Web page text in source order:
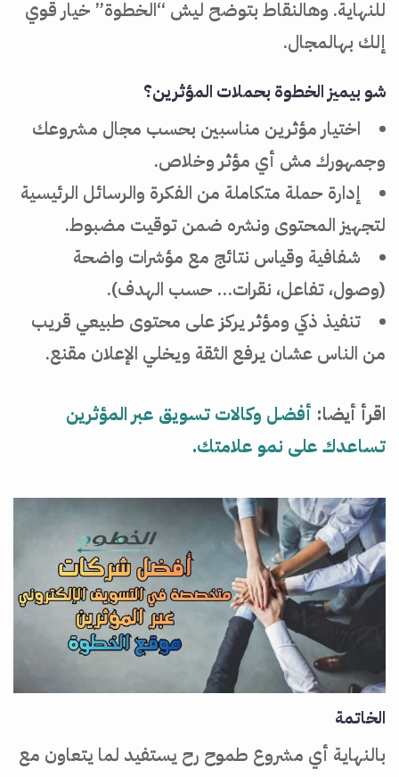
للنهاية. وهالنقاط بتوضح ليش “الخطوة” خيار قوي
إلك بهالمجال.
شو بيميز الخطوة بحملات المؤثرين؟
اختيار مؤثرين مناسبين بحسب مجال مشروعك
وجمهورك مش أي مؤثر وخلاص.
إدارة حملة متكاملة من الفكرة والرسائل الرئيسية
لتجهيز المحتوى ونشره ضمن توقيت مضبوط.
شفافية وقياس نتائج مع مؤشرات واضحة
(وصول، تفاعل، نقرات… حسب الهدف).
تنفيذ ذكي ومؤثر يركز على محتوى طبيعي قريب
من الناس عشان يرفع الثقة ويخلي الإعلان مقنع.
اقرأ أيضا: أفضل وكالات تسويق عبر المؤثرين
تساعدك على نمو علامتك.
الخاتمة
بالنهاية أي مشروع طموح رح يستفيد لما يتعاون مع